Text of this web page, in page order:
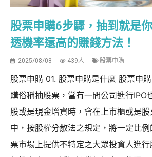
股票申購6步驟，抽到就是
透機率還高的賺錢方法！
2025/08/08 439人 股票申購
股票申購 01. 股票申購是什麼 股票申
購俗稱抽股票，當有一間公司進行IPO
股或是現金增資時，會在上市櫃或是
中，按股權分散法之規定，將一定比
票市場上提供不特定之大眾投資人進